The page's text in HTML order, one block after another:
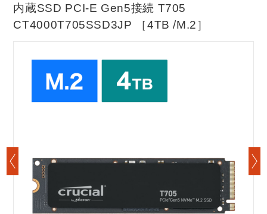
内蔵SSD PCI-E Gen5接続 T705
CT4000T705SSD3JP ［4TB /M.2］